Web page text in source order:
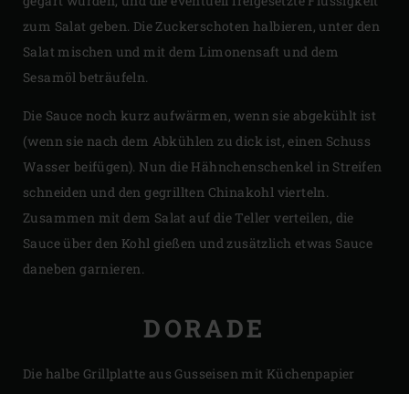
zum Salat geben. Die Zuckerschoten halbieren, unter den
Salat mischen und mit dem Limonensaft und dem
Sesamöl beträufeln.
Die Sauce noch kurz aufwärmen, wenn sie abgekühlt ist
(wenn sie nach dem Abkühlen zu dick ist, einen Schuss
Wasser beifügen). Nun die Hähnchenschenkel in Streifen
schneiden und den gegrillten Chinakohl vierteln.
Zusammen mit dem Salat auf die Teller verteilen, die
Sauce über den Kohl gießen und zusätzlich etwas Sauce
daneben garnieren.
DORADE
Die halbe Grillplatte aus Gusseisen mit Küchenpapier